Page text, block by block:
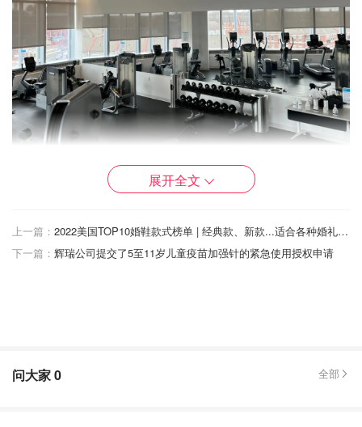
YW伸展找到背部发力感。然后进入正式训练~左右单臂15lb
展开全文
上一篇：
2022美国TOP10婚鞋款式榜单 | 经典款、新款...适合各种婚礼风格的婚鞋款式推荐！
下一篇： 辉瑞公司提交了5至11岁儿童疫苗加强针的紧急使用授权申请
问大家0 全部